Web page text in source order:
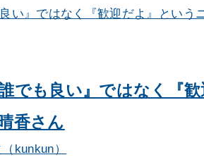
でも良い』ではなく『
香さん
kunkun）